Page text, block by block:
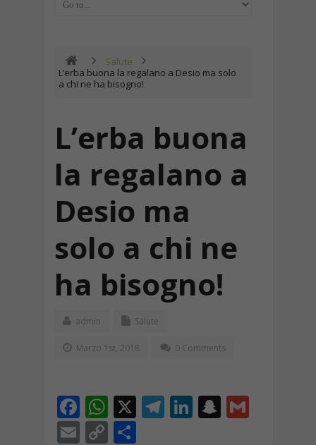
Salute
L’erba buona la regalano a Desio ma solo
a chi ne ha bisogno!
L’erba buona
la regalano a
Desio ma
solo a chi ne
ha bisogno!
admin Salute
Marzo 1st, 2018 0 Comments
F
ac
W
h
X T Li S G
E C C